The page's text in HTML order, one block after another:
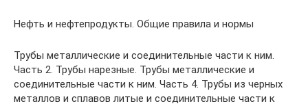
Нефть и нефтепродукты. Общие правила и нормы
Трубы металлические и соединительные части к ним.
Часть 2. Трубы нарезные. Трубы металлические и
соединительные части к ним. Часть 4. Трубы из черных
металлов и сплавов литые и соединительные части к